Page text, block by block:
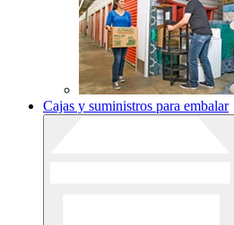
Cajas y suministros para embalar